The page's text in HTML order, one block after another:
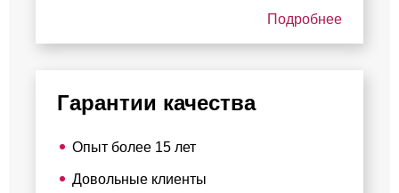
Подробнее
Гарантии качества
Опыт более 15 лет
Довольные клиенты